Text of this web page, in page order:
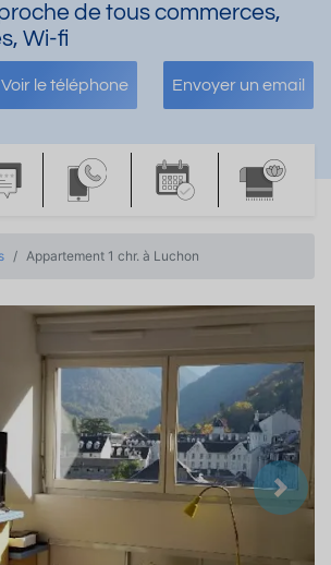
de tous commerces,
Wi-fi
Voir le téléphone Envoyer un email
Appartement 1 chr. à Luchon